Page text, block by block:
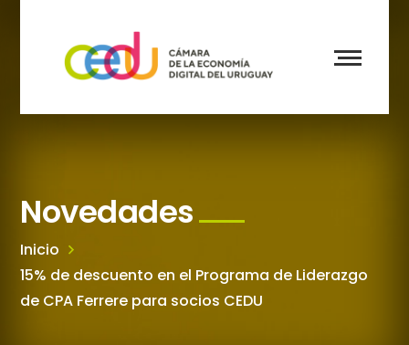
Novedades
Inicio
15% de descuento en el Programa de Liderazgo
de CPA Ferrere para socios CEDU